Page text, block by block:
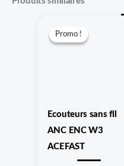
Promo !
Promo !
Ecouteurs sans fil
ANC ENC W3
ACEFAST
prix
initial